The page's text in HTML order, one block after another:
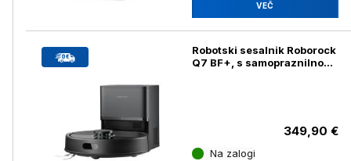
VEČ
Robotski sesalnik Roborock
Q7 BF+, s samopraznilno
349,90 €
Na zalogi